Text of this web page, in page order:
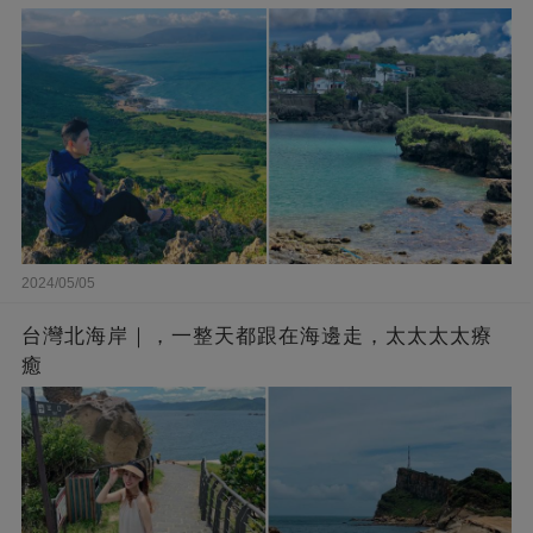
2024/05/05
台灣北海岸｜，一整天都跟在海邊走，太太太太療
癒